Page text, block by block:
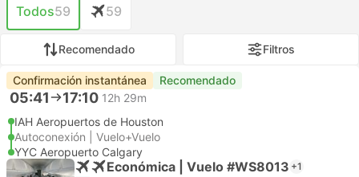
Todos59 59
Recomendado Filtros
Confirmación instantánea Recomendado
05:41 17:10 12h 29m
IAH Aeropuertos de Houston
Autoconexión | Vuelo+Vuelo
YYC Aeropuerto Calgary
Económica | Vuelo #WS8013 +1